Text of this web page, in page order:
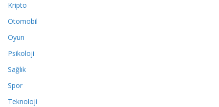
Kripto
Otomobil
Oyun
Psikoloji
Sağlık
Spor
Teknoloji